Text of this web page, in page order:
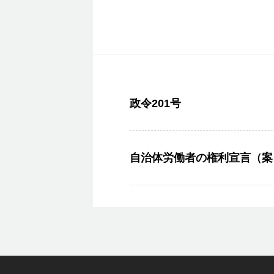
政令201号
自治体労働者の権利宣言（